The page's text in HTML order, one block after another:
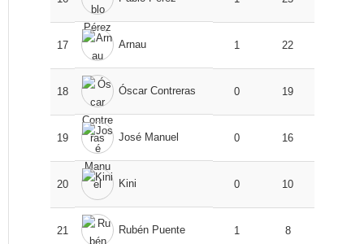
17 Arnau 1 22
18 Óscar Contreras 0 19
19 José Manuel 0 16
20 Kini 0 10
21 Rubén Puente 1 8